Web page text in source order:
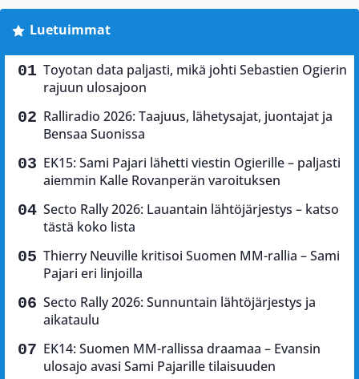
Luetuimmat
Toyotan data paljasti, mikä johti Sebastien Ogierin
rajuun ulosajoon
Ralliradio 2026: Taajuus, lähetysajat, juontajat ja
Bensaa Suonissa
EK15: Sami Pajari lähetti viestin Ogierille – paljasti
aiemmin Kalle Rovanperän varoituksen
Secto Rally 2026: Lauantain lähtöjärjestys – katso
tästä koko lista
Thierry Neuville kritisoi Suomen MM-rallia – Sami
Pajari eri linjoilla
Secto Rally 2026: Sunnuntain lähtöjärjestys ja
aikataulu
EK14: Suomen MM-rallissa draamaa – Evansin
ulosajo avasi Sami Pajarille tilaisuuden